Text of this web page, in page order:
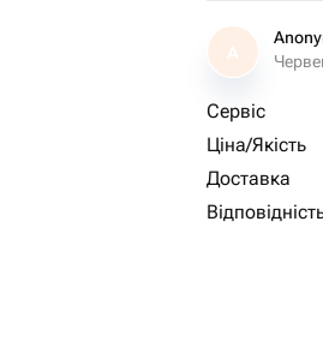
A
Сервіс
Ціна/Якість
Доставка